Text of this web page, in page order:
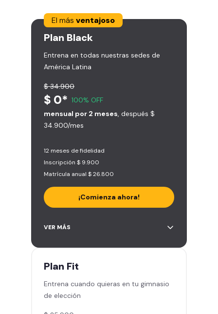
El más ventajoso
Plan Black
Entrena en todas nuestras sedes de
América Latina
$ 34.900
$ 0* 100% OFF
mensual por 2 meses , después $
34.900/mes
12 meses de fidelidad
Inscripción $ 9.900
Matrícula anual $ 26.800
¡Comienza ahora!
Acceso a más de 2.000 gimnasios
5 invitaciones al mes en el
1 Pase VIP de 15 días para un amigo
Smart Fit app – Tu plan de
entrenamiento personalizado
VER MÁS
Plan Fit
Entrena cuando quieras en tu gimnasio
de elección